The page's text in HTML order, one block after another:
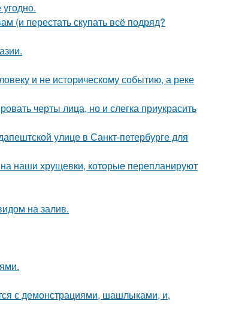
(и перестать скупать всё подряд?
и не историческому событию, а реке
черты лица, но и слегка приукрасить
улице в Санкт-петербурге для
наши хрущевки, которые перепланируют
на залив.
с демонстрациями, шашлыками, и,